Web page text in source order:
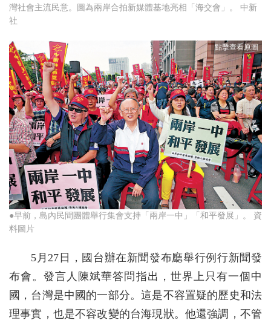
灣社會主流民意。圖為兩岸合拍新媒體基地亮相「海交會」。 中新
社
●早前，島內民間團體舉行集會支持「兩岸一中」「和平發展」。 資
料圖片
5月27日，國台辦在新聞發布廳舉行例行新聞發
布會。發言人陳斌華答問指出，世界上只有一個中
國，台灣是中國的一部分。這是不容置疑的歷史和法
理事實，也是不容改變的台海現狀。他還強調，不管